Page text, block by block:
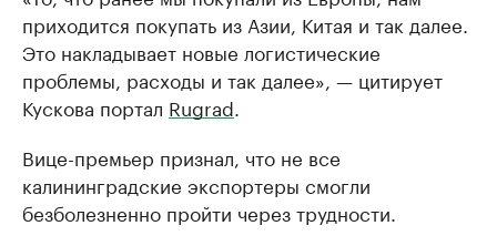
приходится покупать из Азии, Китая и так далее.
Это накладывает новые логистические
проблемы, расходы и так далее», — цитирует
Кускова портал Rugrad
Вице-премьер признал, что не все
калининградские экспортеры смогли
безболезненно пройти через трудности.